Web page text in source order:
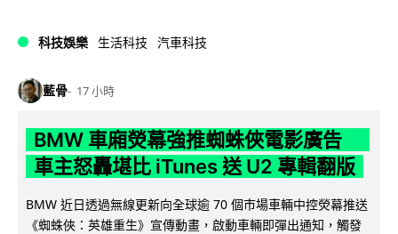
科技娛樂 生活科技 汽車科技
藍骨 17 小時
BMW 車廂熒幕強推蜘蛛俠電影廣告
車主怒轟堪比 iTunes 送 U2 專輯翻版
BMW 近日透過無線更新向全球逾 70 個市場車輛中控熒幕推送
《蜘蛛俠：英雄重生》宣傳動畫，啟動車輛即彈出通知，觸發